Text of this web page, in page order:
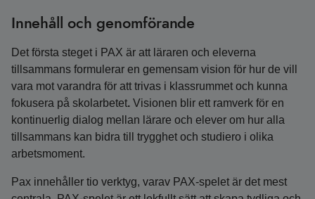
Innehåll och genomförande
Det första steget i PAX är att läraren och eleverna
tillsammans formulerar en gemensam vision för hur de vill
vara mot varandra för att trivas i klassrummet och kunna
fokusera på skolarbetet. Visionen blir ett ramverk för en
kontinuerlig dialog mellan lärare och elever om hur alla
tillsammans kan bidra till trygghet och studiero i olika
arbetsmoment.
Pax innehåller tio verktyg, varav PAX-spelet är det mest